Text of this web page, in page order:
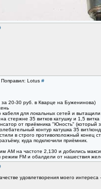
Поправил: Lotus #
за 20-30 руб. в Кварце на Буженинова)
кабеля для локальных сетей и
стержне 35 витков катушку и 1,5 витка
от приёмника "Юность" (который
контур катушка 35 вит/
в строго противоположный конец
куда подключили приёмник.
АМ на частоте 2,130 и добились
режим FM и обалдели от нашествия
удовлетворения моего